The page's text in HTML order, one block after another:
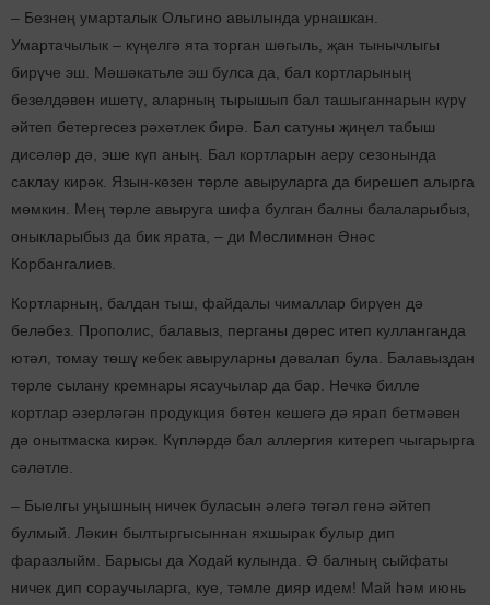
– Безнең умарталык Ольгино авылында урнашкан.
Умартачылык – күңелгә ята торган шөгыль, җан тынычлыгы
бирүче эш. Мәшәкатьле эш булса да, бал кортларының
безелдәвен ишетү, аларның тырышып бал ташыганнарын күрү
әйтеп бетергесез рәхәтлек бирә. Бал сатуны җиңел табыш
дисәләр дә, эше күп аның. Бал кортларын аеру сезонында
саклау кирәк. Язын-көзен төрле авыруларга да бирешеп алырга
мөмкин. Мең төрле авыруга шифа булган балны балаларыбыз,
оныкларыбыз да бик ярата, – ди Мөслимнән Әнәс
Корбангалиев.
Кортларның, балдан тыш, файдалы чималлар бирүен дә
беләбез. Прополис, балавыз, перганы дөрес итеп кулланганда
ютәл, томау төшү кебек авыруларны дәвалап була. Балавыздан
төрле сылану кремнары ясаучылар да бар. Нечкә билле
кортлар әзерләгән продукция бөтен кешегә дә ярап бетмәвен
дә онытмаска кирәк. Күпләрдә бал аллергия китереп чыгарырга
сәләтле.
– Быелгы уңышның ничек буласын әлегә төгәл генә әйтеп
булмый. Ләкин былтыргысыннан яхшырак булыр дип
фаразлыйм. Барысы да Ходай кулында. Ә балның сыйфаты
ничек дип сораучыларга, куе, тәмле дияр идем! Май һәм июнь